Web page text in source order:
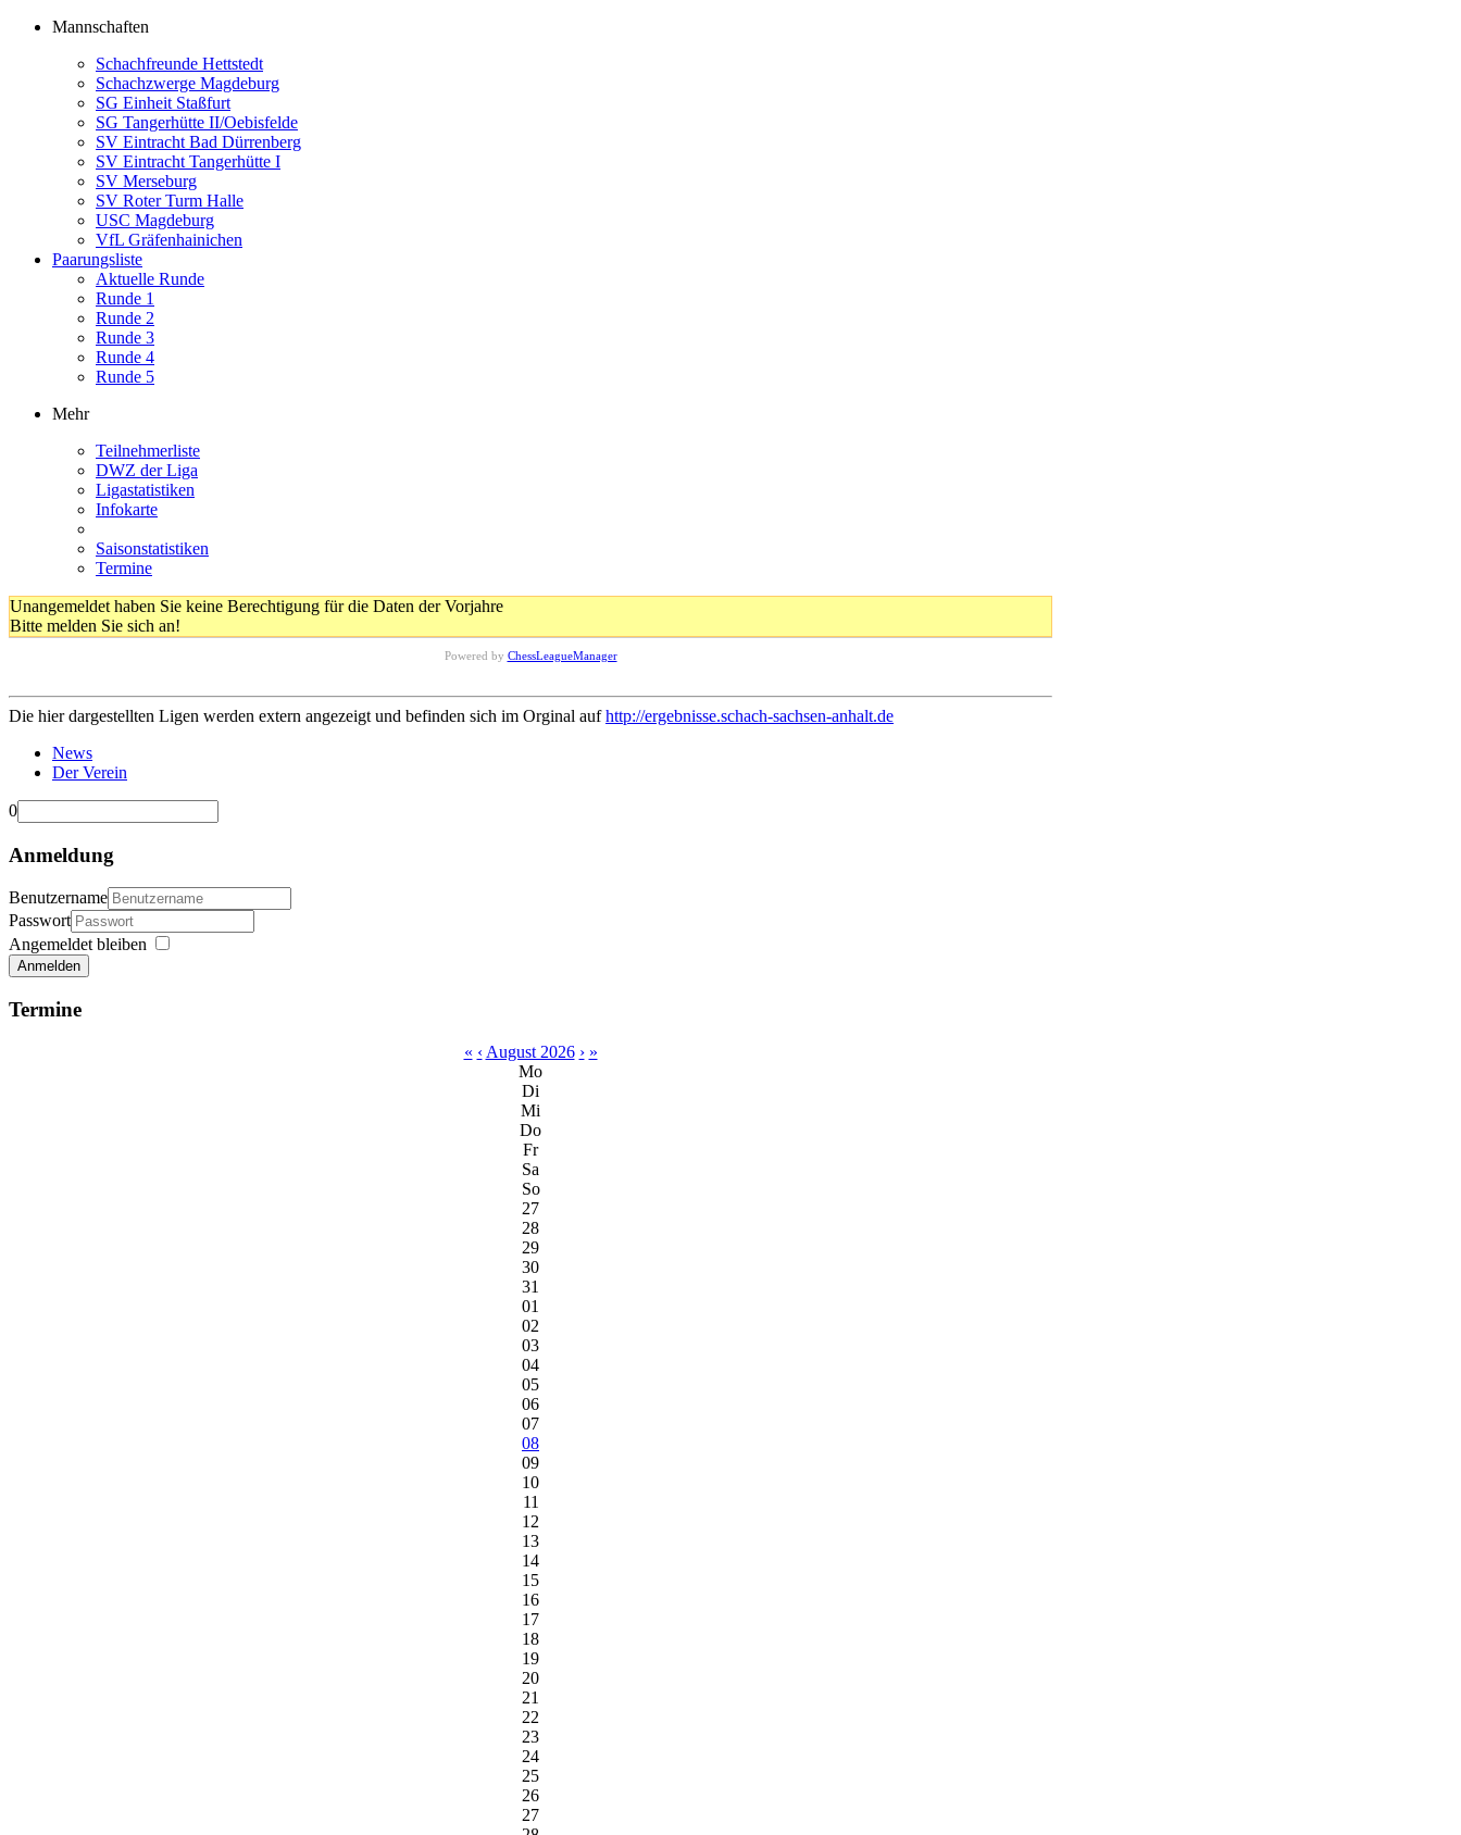
Mannschaften
Schachfreunde Hettstedt
Schachzwerge Magdeburg
SG Einheit Staßfurt
SG Tangerhütte II/Oebisfelde
SV Eintracht Bad Dürrenberg
SV Eintracht Tangerhütte I
SV Merseburg
SV Roter Turm Halle
USC Magdeburg
VfL Gräfenhainichen
Paarungsliste
Aktuelle Runde
Runde 1
Runde 2
Runde 3
Runde 4
Runde 5
Mehr
Teilnehmerliste
DWZ der Liga
Ligastatistiken
Infokarte
Saisonstatistiken
Termine
Unangemeldet haben Sie keine Berechtigung für die Daten der Vorjahre
Bitte melden Sie sich an!
Powered by ChessLeagueManager
Die hier dargestellten Ligen werden extern angezeigt und befinden sich im Orginal aufhttp://ergebnisse.schach-sachsen-anhalt.de
News
Der Verein
0
Anmeldung
Benutzername
Passwort
Angemeldet bleiben
Anmelden
Termine
« ‹ August 2026 › »
Mo
Di
Mi
Do
Fr
Sa
So
27
28
29
30
31
01
02
03
04
05
06
07
08
09
10
11
12
13
14
15
16
17
18
19
20
21
22
23
24
25
26
27